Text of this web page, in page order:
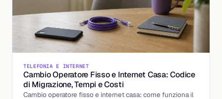
TELEFONIA E INTERNET
Cambio Operatore Fisso e Internet Casa: Codice
di Migrazione, Tempi e Costi
Cambio operatore fisso e internet casa: come funziona il